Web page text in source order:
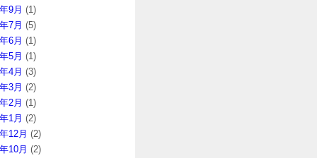
9月 (1)
7月 (5)
6月 (1)
5月 (1)
4月 (3)
3月 (2)
2月 (1)
1月 (2)
12月 (2)
10月 (2)